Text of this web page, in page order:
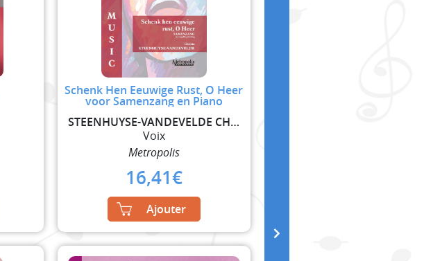
Schenk Hen Eeuwige Rust, O Heer
voor Samenzang en Piano
STEENHUYSE-VANDEVELDE CHRISTA
Voix
Metropolis
16,41€
Ajouter